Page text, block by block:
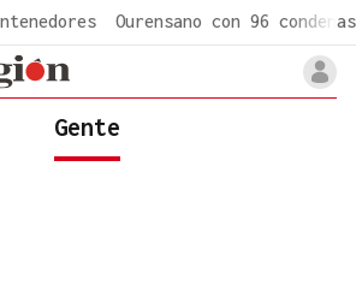
Ourensano con 96 condenas
Gente